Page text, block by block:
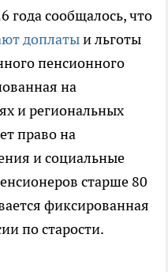
года сообщалось, что
доплатыи льготы
пенсионного
на
и региональных
право на
и социальные
старше 80
фиксированная
по старости.